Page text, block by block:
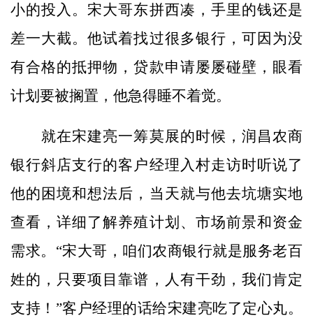
小的投入。宋大哥东拼西凑，手里的钱还是
差一大截。他试着找过很多银行，可因为没
有合格的抵押物，贷款申请屡屡碰壁，眼看
计划要被搁置，他急得睡不着觉。
就在宋建亮一筹莫展的时候，润昌农商
银行斜店支行的客户经理入村走访时听说了
他的困境和想法后，当天就与他去坑塘实地
查看，详细了解养殖计划、市场前景和资金
需求。“宋大哥，咱们农商银行就是服务老百
姓的，只要项目靠谱，人有干劲，我们肯定
支持！”客户经理的话给宋建亮吃了定心丸。